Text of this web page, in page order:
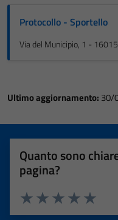
Protocollo - Sportello
Via del Municipio, 1 -
Ultimo aggiornamento: 30/
Quanto sono
pagina?
Valuta
Valuta 4
Valuta 3 stelle
Valuta 2 stelle su 5
Valuta 1 stelle su 5